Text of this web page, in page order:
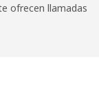
ofrecen llamadas